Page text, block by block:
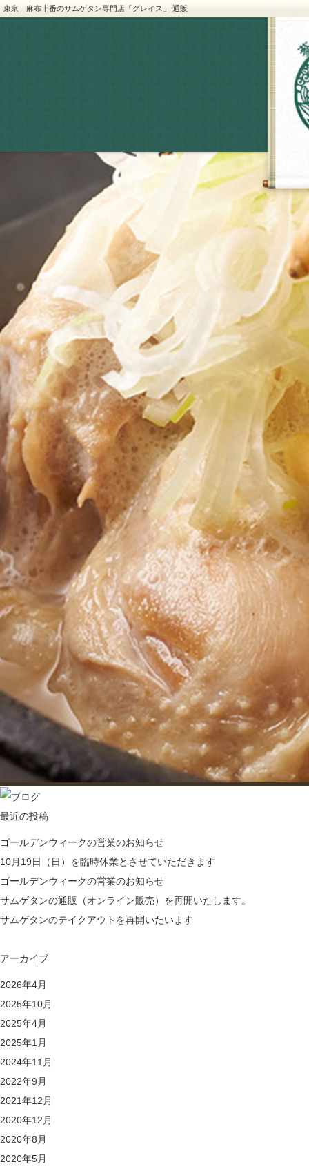
東京 麻布十番のサムゲタン専門店「グレイス」 通販
最近の投稿
ゴールデンウィークの営業のお知らせ
10月19日（日）を臨時休業とさせていただきます
ゴールデンウィークの営業のお知らせ
サムゲタンの通販（オンライン販売）を再開いたします。
サムゲタンのテイクアウトを再開いたいます
アーカイブ
2026年4月
2025年10月
2025年4月
2025年1月
2024年11月
2022年9月
2021年12月
2020年12月
2020年8月
2020年5月